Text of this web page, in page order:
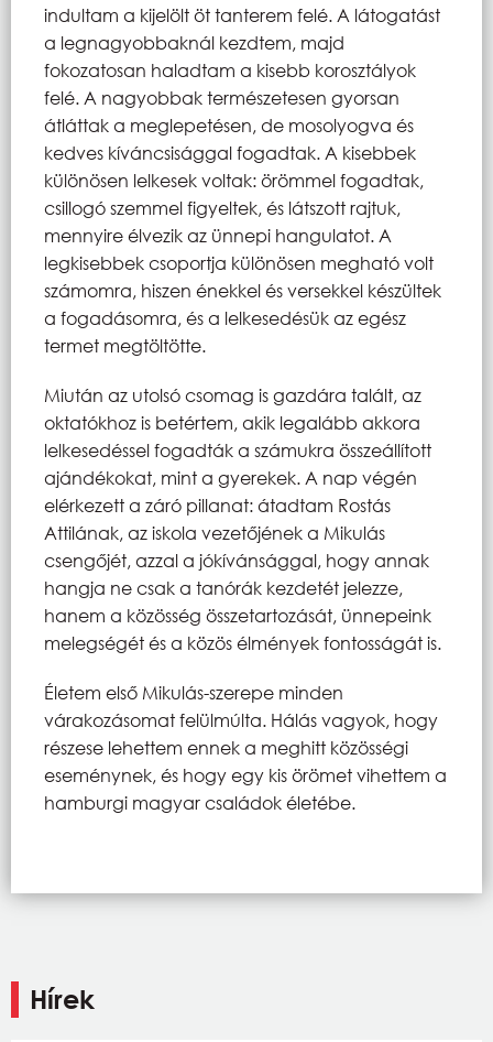
indultam a kijelölt öt tanterem felé. A látogatást
a legnagyobbaknál kezdtem, majd
fokozatosan haladtam a kisebb korosztályok
felé. A nagyobbak természetesen gyorsan
átláttak a meglepetésen, de mosolyogva és
kedves kíváncsisággal fogadtak. A kisebbek
különösen lelkesek voltak: örömmel fogadtak,
csillogó szemmel figyeltek, és látszott rajtuk,
mennyire élvezik az ünnepi hangulatot. A
legkisebbek csoportja különösen megható volt
számomra, hiszen énekkel és versekkel készültek
a fogadásomra, és a lelkesedésük az egész
termet megtöltötte.
Miután az utolsó csomag is gazdára talált, az
oktatókhoz is betértem, akik legalább akkora
lelkesedéssel fogadták a számukra összeállított
ajándékokat, mint a gyerekek. A nap végén
elérkezett a záró pillanat: átadtam Rostás
Attilának, az iskola vezetőjének a Mikulás
csengőjét, azzal a jókívánsággal, hogy annak
hangja ne csak a tanórák kezdetét jelezze,
hanem a közösség összetartozását, ünnepeink
melegségét és a közös élmények fontosságát is.
Életem első Mikulás-szerepe minden
várakozásomat felülmúlta. Hálás vagyok, hogy
részese lehettem ennek a meghitt közösségi
eseménynek, és hogy egy kis örömet vihettem a
hamburgi magyar családok életébe.
Hírek